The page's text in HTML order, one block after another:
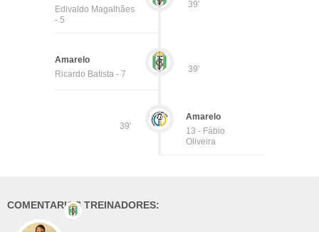
39'
Edivaldo Magalhães
- 5
39'
Amarelo
Ricardo Batista - 7
39'
Amarelo
13 - Fábio
Oliveira
COMENTARIOS TREINADORES: